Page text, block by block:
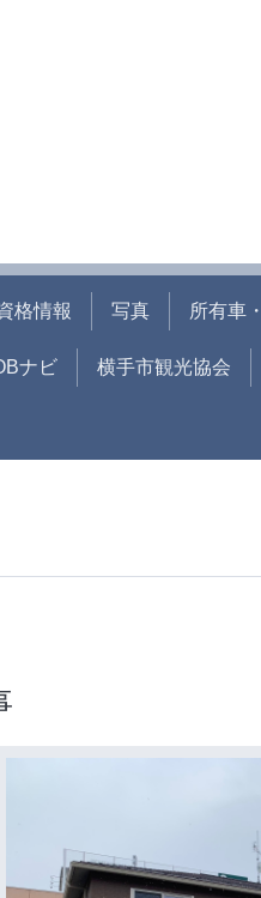
格情報 写真 所有車
ナビ 横手市観光協会